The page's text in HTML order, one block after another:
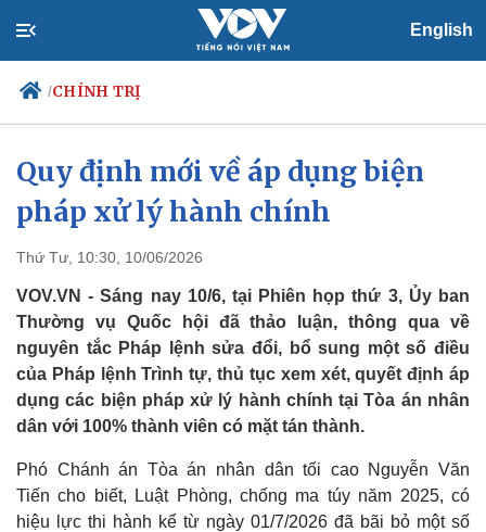
English
/CHÍNH TRỊ
Chính trị
Đảng
Tổ chức nhân sự
Nhận diện sự thật
Xã hội
Dấu ấn VOV
Việc làm
Biển đảo
Quy định mới về áp dụng biện
pháp xử lý hành chính
Thứ Tư, 10:30, 10/06/2026
VOV.VN - Sáng nay 10/6, tại Phiên họp thứ 3, Ủy ban
Thường vụ Quốc hội đã thảo luận, thông qua về
nguyên tắc Pháp lệnh sửa đổi, bổ sung một số điều
của Pháp lệnh Trình tự, thủ tục xem xét, quyết định áp
dụng các biện pháp xử lý hành chính tại Tòa án nhân
dân với 100% thành viên có mặt tán thành.
Phó Chánh án Tòa án nhân dân tối cao Nguyễn Văn
Tiến cho biết, Luật Phòng, chống ma túy năm 2025, có
hiệu lực thi hành kể từ ngày 01/7/2026 đã bãi bỏ một số